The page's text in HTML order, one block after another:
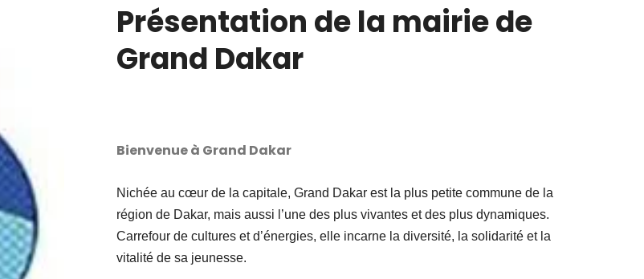
Présentation de la mairie de
Grand Dakar
Bienvenue à Grand Dakar
Nichée au cœur de la capitale, Grand Dakar est la plus petite commune de la
région de Dakar, mais aussi l’une des plus vivantes et des plus dynamiques.
Carrefour de cultures et d’énergies, elle incarne la diversité, la solidarité et la
vitalité de sa jeunesse.